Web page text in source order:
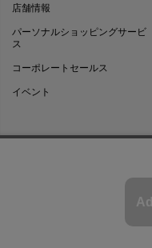
店舗情報
パーソナルショッピングサービ
ス
コーポレートセールス
イベント